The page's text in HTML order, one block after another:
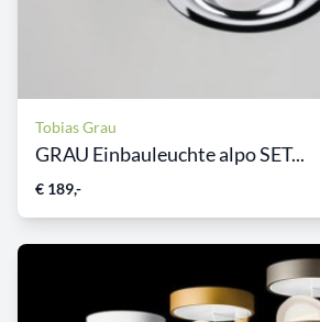
Tobias Grau
GRAU Einbauleuchte alpo SET...
€ 189,-